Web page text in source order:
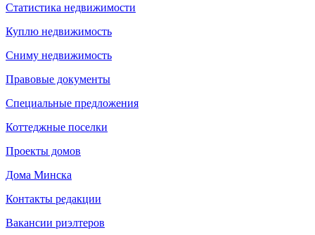
Статистика недвижимости
Куплю недвижимость
Сниму недвижимость
Правовые документы
Специальные предложения
Коттеджные поселки
Проекты домов
Дома Минска
Контакты редакции
Вакансии риэлтеров